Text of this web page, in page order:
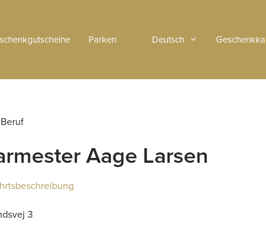
Parken Deutsch
Aage Larsen
3